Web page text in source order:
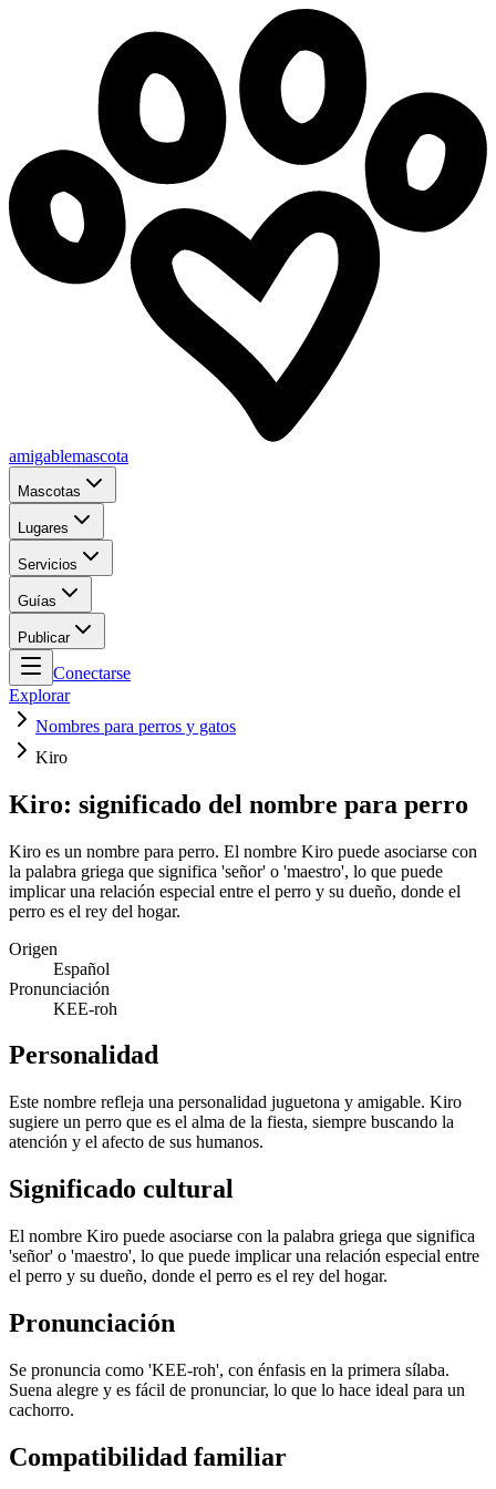
amigablemascota
Mascotas
Lugares
Servicios
Guías
Publicar
Conectarse
Explorar
Nombres para perros y gatos
Kiro
Kiro: significado del nombre para perro
Kiro es un nombre para perro. El nombre Kiro puede asociarse con
la palabra griega que significa 'señor' o 'maestro', lo que puede
implicar una relación especial entre el perro y su dueño, donde el
perro es el rey del hogar.
Origen
Español
Pronunciación
KEE-roh
Personalidad
Este nombre refleja una personalidad juguetona y amigable. Kiro
sugiere un perro que es el alma de la fiesta, siempre buscando la
atención y el afecto de sus humanos.
Significado cultural
El nombre Kiro puede asociarse con la palabra griega que significa
'señor' o 'maestro', lo que puede implicar una relación especial entre
el perro y su dueño, donde el perro es el rey del hogar.
Pronunciación
Se pronuncia como 'KEE-roh', con énfasis en la primera sílaba.
Suena alegre y es fácil de pronunciar, lo que lo hace ideal para un
cachorro.
Compatibilidad familiar